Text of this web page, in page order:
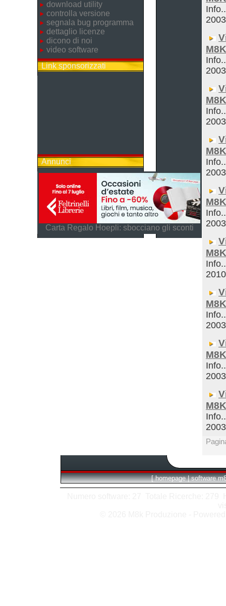
download utility
controlla versione
segnala bug programma
dettaglio licenze
dicono di noi
video software
Link sponsorizzati
Annunci
Carta Regalo Hoepli: sbocciano gli sconti
2003
2003
2003
2003
2003
2010
2003
2003
2003
[ homepage | software